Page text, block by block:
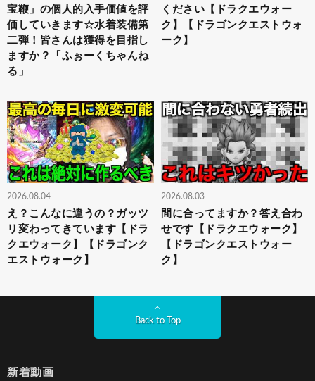
宝鞭」の個人的入手価値を評
価していきます☆水着装備第
二弾！皆さんは獲得を目指し
ますか？「ふぉーくちゃんね
る」
ください【ドラクエウォー
ク】【ドラゴンクエストウォ
ーク】
2026.08.04
え？こんなに違うの？ガッツ
リ変わってきています【ドラ
クエウォーク】【ドラゴンク
エストウォーク】
2026.08.03
間に合ってますか？答え合わ
せです【ドラクエウォーク】
【ドラゴンクエストウォー
ク】
Back to Top
新着動画